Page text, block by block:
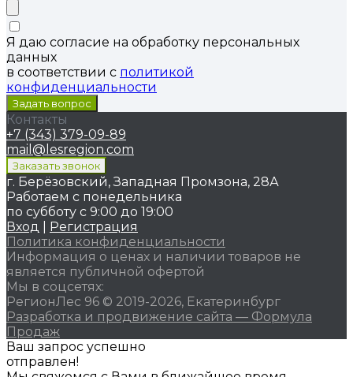
Я даю согласие на обработку персональных
данных
в соответствии с политикой
конфиденциальности
Контакты
+7 (343) 379-09-89
mail@lesregion.com
г. Берёзовский, Западная Промзона, 28А
Работаем с понедельника
по субботу с 9:00 до 19:00
Вход
Регистрация
Политика конфиденциальности
Информация о ценах и наличии товаров не
является публичной офертой
Мы в соцсетях:
РегионЛес 96 © 2019-2026, Екатеринбург
Разработка и продвижение сайта — Формула
Продаж
Ваш запрос успешно
отправлен!